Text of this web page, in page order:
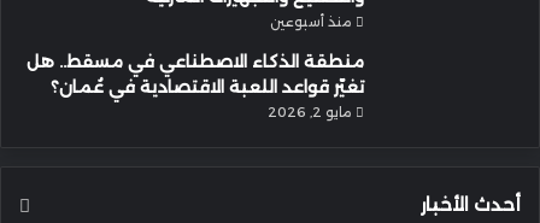
منذ أسبوعين
منطقة الذكاء الاصطناعي في مسقط.. هل
تغيّر قواعد اللعبة الاقتصادية في عُمان؟
مايو 2, 2026
أحدث الأخبار